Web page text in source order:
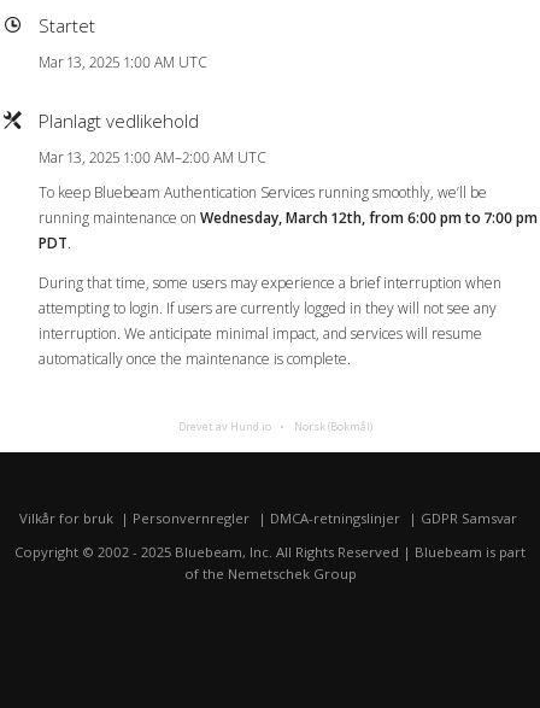
Startet
Mar 13, 2025 1:00 AM UTC
Planlagt vedlikehold
Mar 13, 2025 1:00 AM–2:00 AM UTC
To keep Bluebeam Authentication Services running smoothly, we’ll be
running maintenance on Wednesday, March 12th, from 6:00 pm to 7:00 pm
PDT.
During that time, some users may experience a brief interruption when
attempting to login. If users are currently logged in they will not see any
interruption. We anticipate minimal impact, and services will resume
automatically once the maintenance is complete.
Drevet av Hund.io Norsk (Bokmål)
Vilkår for bruk Personvernregler DMCA-retningslinjer
GDPR Samsvar
Copyright © 2002 - 2025 Bluebeam, Inc. All Rights Reserved | Bluebeam is part
of the Nemetschek Group